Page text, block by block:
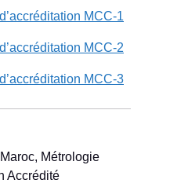
MCC-1
MCC-2
MCC-3
Métrologie
Accrédité